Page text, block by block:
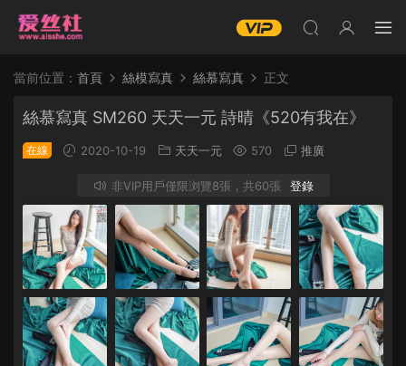
當前位置： 首頁 絲模寫真 絲慕寫真 正文
絲慕寫真 SM260 天天一元 詩晴《520有我在》
在線 2020-10-19 天天一元 570 推廣
非VIP用戶僅限浏覽8張，共60張 登錄